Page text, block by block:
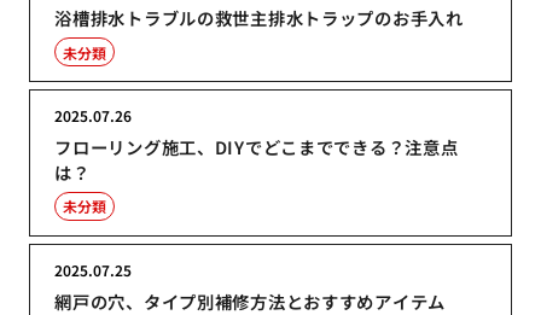
浴槽排水トラブルの救世主排水トラップのお手入れ
未分類
フローリング施工、DIYでどこまでできる？注意点
は？
2025.07.26
未分類
網戸の穴、タイプ別補修方法とおすすめアイテム
2025.07.25